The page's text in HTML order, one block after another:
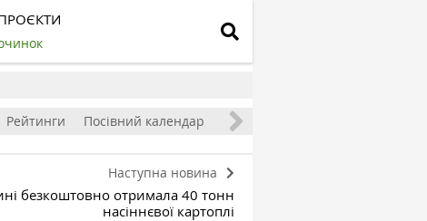
Рейтинги Посівний календар
Наступна новина
безкоштовно отримала 40 тонн
насіннєвої картоплі